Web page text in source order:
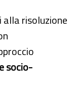
risoluzione
socio-